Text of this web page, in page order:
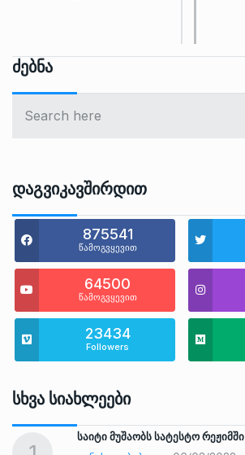
Ძებნა
Დაგვიკავშირდით
875541
წამოგვყევით
64500
წამოგვყევით
23434
Followers
Სხვა Სიახლეები
საიტი მუშაობს სატესტო რეჟიმში